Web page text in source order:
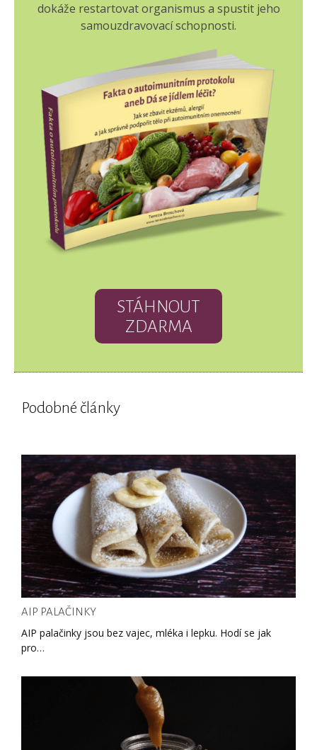
dokáže restartovat organismus a spustit jeho
samouzdravovací schopnosti.
STÁHNOUT
ZDARMA
Podobné články
AIP PALAČINKY
AIP palačinky jsou bez vajec, mléka i lepku. Hodí se jak
pro…